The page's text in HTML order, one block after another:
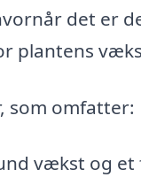
det er
plantens
som omfatter:
vækst og et